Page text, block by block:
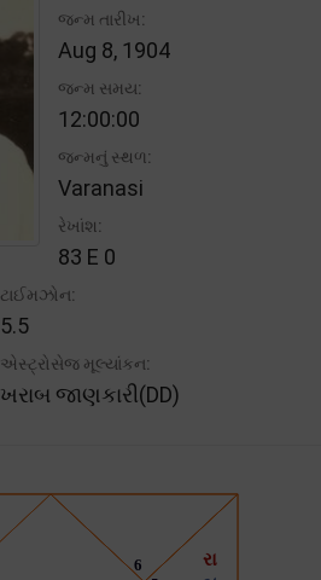
જન્મ તારીખ:
Aug 8, 1904
જન્મ સમય:
12:00:00
જન્મનું સ્થળ:
Varanasi
રેખાંશ:
83 E 0
ટાઈમઝોન:
5.5
એસ્ટ્રોસેજ મૂલ્યાંકન:
ખરાબ જાણકારી(DD)